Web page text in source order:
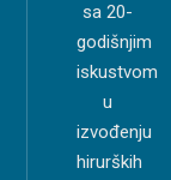
sa 20-
godišnjim
iskustvom
u
izvođenju
hirurških